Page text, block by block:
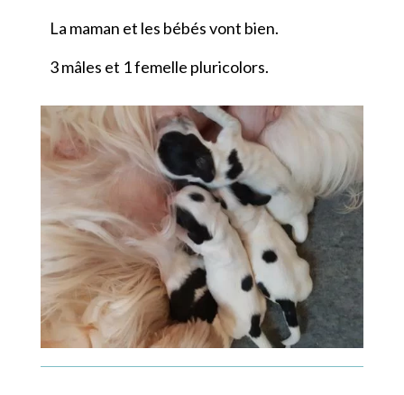
La maman et les bébés vont bien.
3 mâles et 1 femelle pluricolors.